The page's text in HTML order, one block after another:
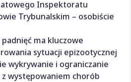
Inspektoratu
Trybunalskim – osobiście
ma kluczowe
sytuacji epizootycznej
wykrywanie i ograniczanie
występowaniem chorób